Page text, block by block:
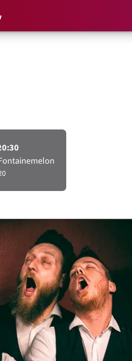
Rechercher un
Panier
Se dit d’une tige
où pénètrent
queue du pêne. ».
de la langue
truculente du dictionnaire
française, rapidement